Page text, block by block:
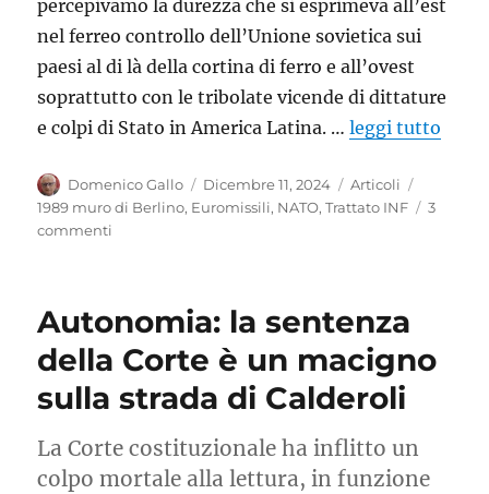
percepivamo la durezza che si esprimeva all’est
nel ferreo controllo dell’Unione sovietica sui
paesi al di là della cortina di ferro e all’ovest
soprattutto con le tribolate vicende di dittature
e colpi di Stato in America Latina. …leggi tutto
Autore
Domenico Gallo
Pubblicato
il
Dicembre 11, 2024 Categorie
Articoli
1989 muro di Berlino, Euromissili, NATO,Trattato INF
3
commenti
quasi
Autonomia: la sentenza
della Corte è un macigno
sulla strada di Calderoli
La Corte costituzionale ha inflitto un
colpo mortale alla lettura, in funzione